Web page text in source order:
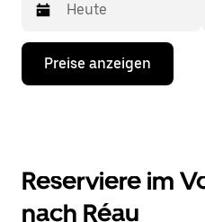
Drücke
Nach-
Kalender
interagieren
Preise anzeigen
Reserviere im
nach Réau